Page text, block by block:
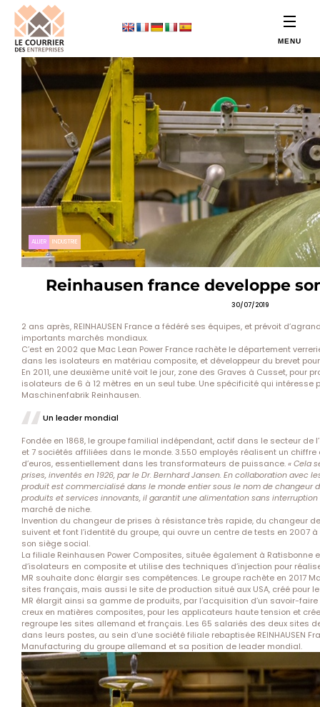
ALLIER INDUSTRIE
Reinhausen france developpe
30/07/2019
2 ans après, REINHAUSEN France a fédéré ses équipes, et prévoit
importants marchés mondiaux.
C’est en 2002 que Mac Lean Power France rachète le département
dans les isolateurs en matériau composite, et développeur du brevet
En 2011, une deuxième unité voit le jour, zone des Graves à Cusset, pour
isolateurs de 6 à 12 mètres en un seul tube. Une spécificité qui intéresse
Maschinenfabrik Reinhausen.
Un leader mondial
Fondée en 1868, le groupe familial indépendant, actif dans le secteur de
et 7 sociétés affiliées dans le monde. 3.550 employés réalisent un
d’euros, essentiellement dans les transformateurs de puissance.« Cela
prises, inventés en 1926, par le Dr. Bernhard Jansen. En collaboration avec
produit est commercialisé dans le monde entier sous le nom de changeur de
produits et services innovants, il garantit une alimentation sans interruption
marché de niche.
Invention du changeur de prises à résistance très rapide, du changeur
suivent et font l’identité du groupe, qui ouvre un centre de tests en 2007
son siège social.
La filiale Reinhausen Power Composites, située également à Ratisbonne
d’isolateurs en composite et utilise des techniques d’injection pour
MR souhaite donc élargir ses compétences. Le groupe rachète en 2017
sites français, mais aussi le site de production situé aux USA, créé pour
MR élargit ainsi sa gamme de produits, par l’acquisition d’un savoir-
creux en matières composites, pour les applicateurs haute tension et
regroupe les sites allemand et français. Les 65 salariés des deux sites
dans leurs postes, au sein d’une société filiale rebaptisée REINHAUSEN
Manufacturing du groupe allemand et sa position de leader mondial.